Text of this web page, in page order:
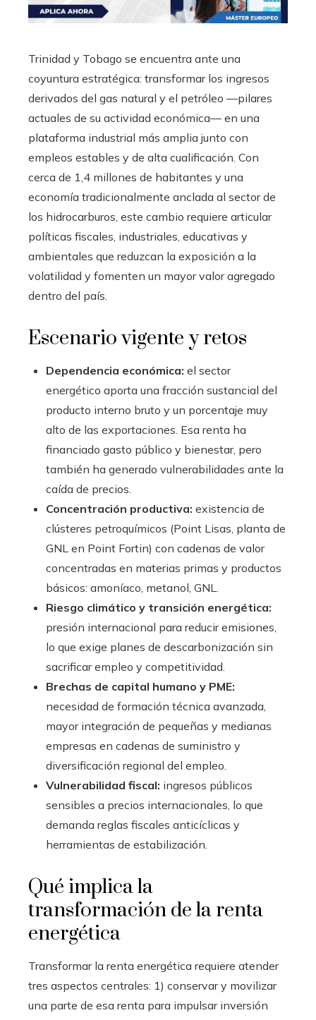
Trinidad y Tobago se encuentra ante una
coyuntura estratégica: transformar los ingresos
derivados del gas natural y el petróleo —pilares
actuales de su actividad económica— en una
plataforma industrial más amplia junto con
empleos estables y de alta cualificación. Con
cerca de 1,4 millones de habitantes y una
economía tradicionalmente anclada al sector de
los hidrocarburos, este cambio requiere articular
políticas fiscales, industriales, educativas y
ambientales que reduzcan la exposición a la
volatilidad y fomenten un mayor valor agregado
dentro del país.
Escenario vigente y retos
Dependencia económica: el sector
energético aporta una fracción sustancial del
producto interno bruto y un porcentaje muy
alto de las exportaciones. Esa renta ha
financiado gasto público y bienestar, pero
también ha generado vulnerabilidades ante la
caída de precios.
Concentración productiva: existencia de
clústeres petroquímicos (Point Lisas, planta de
GNL en Point Fortin) con cadenas de valor
concentradas en materias primas y productos
básicos: amoníaco, metanol, GNL.
Riesgo climático y transición energética:
presión internacional para reducir emisiones,
lo que exige planes de descarbonización sin
sacrificar empleo y competitividad.
Brechas de capital humano y PME:
necesidad de formación técnica avanzada,
mayor integración de pequeñas y medianas
empresas en cadenas de suministro y
diversificación regional del empleo.
Vulnerabilidad fiscal: ingresos públicos
sensibles a precios internacionales, lo que
demanda reglas fiscales anticíclicas y
herramientas de estabilización.
Qué implica la
transformación de la renta
energética
Transformar la renta energética requiere atender
tres aspectos centrales: 1) conservar y movilizar
una parte de esa renta para impulsar inversión